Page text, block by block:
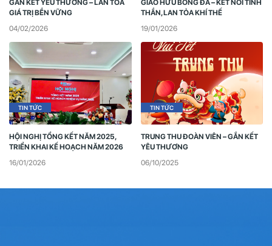
GẮN KẾT YÊU THƯƠNG – LAN TỎA
GIÁ TRỊ BỀN VỮNG
04/02/2026
GIAO HỮU BÓNG ĐÁ – KẾT NỐI TINH
THẦN, LAN TỎA KHÍ THẾ
19/01/2026
TIN TỨC
HỘI NGHỊ TỔNG KẾT NĂM 2025,
TRIỂN KHAI KẾ HOẠCH NĂM 2026
16/01/2026
TIN TỨC
TRUNG THU ĐOÀN VIÊN – GẮN KẾT
YÊU THƯƠNG
06/10/2025